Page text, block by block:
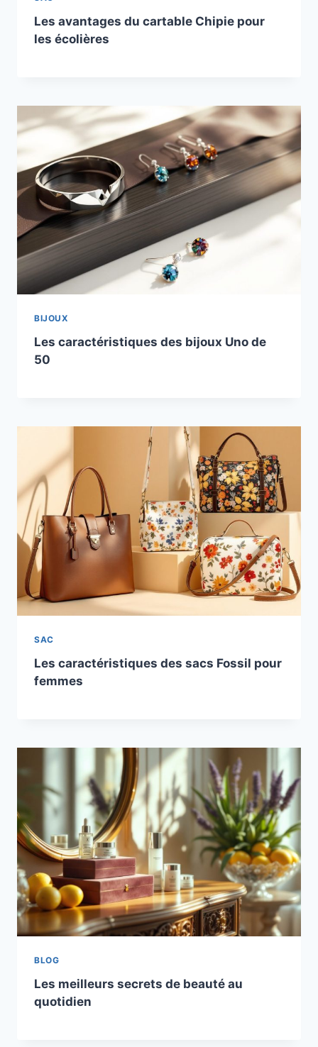
Les avantages du cartable Chipie pour
les écolières
BIJOUX
Les caractéristiques des bijoux Uno de
50
SAC
Les caractéristiques des sacs Fossil pour
femmes
BLOG
Les meilleurs secrets de beauté au
quotidien